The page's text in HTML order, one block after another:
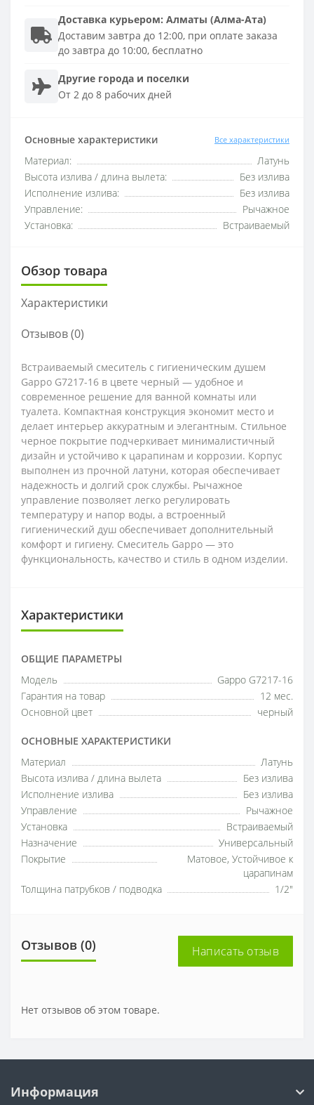
Доставка курьером: Алматы (Алма-Ата)
Доставим завтра до 12:00, при оплате заказа
до завтра до 10:00, бесплатно
Другие города и поселки
От 2 до 8 рабочих дней
Основные характеристики Все характеристики
Материал:
Латунь
Высота излива / длина вылета:
Без излива
Исполнение излива:
Без излива
Управление:
Рычажное
Установка:
Встраиваемый
Обзор товара
Характеристики
Отзывов (0)
Встраиваемый смеситель с гигиеническим душем
Gappo G7217-16 в цвете черный — удобное и
современное решение для ванной комнаты или
туалета. Компактная конструкция экономит место и
делает интерьер аккуратным и элегантным. Стильное
черное покрытие подчеркивает минималистичный
дизайн и устойчиво к царапинам и коррозии. Корпус
выполнен из прочной латуни, которая обеспечивает
надежность и долгий срок службы. Рычажное
управление позволяет легко регулировать
температуру и напор воды, а встроенный
гигиенический душ обеспечивает дополнительный
комфорт и гигиену. Смеситель Gappo — это
функциональность, качество и стиль в одном изделии.
Характеристики
ОБЩИЕ ПАРАМЕТРЫ
Модель
Gappo G7217-16
Гарантия на товар
12 мес.
Основной цвет
черный
ОСНОВНЫЕ ХАРАКТЕРИСТИКИ
Материал
Латунь
Высота излива / длина вылета
Без излива
Исполнение излива
Без излива
Управление
Рычажное
Установка
Встраиваемый
Назначение
Универсальный
Покрытие
Матовое, Устойчивое к
царапинам
Толщина патрубков / подводка
1/2"
Отзывов (0) Написать отзыв
Нет отзывов об этом товаре.
Информация